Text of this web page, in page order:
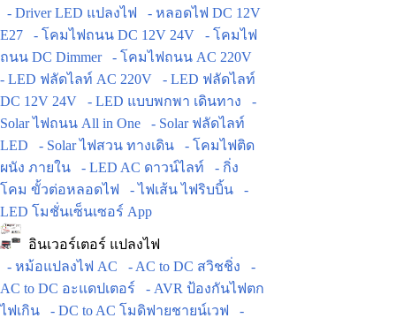
- Driver LED แปลงไฟ
- หลอดไฟ DC 12V
E27
- โคมไฟถนน DC 12V 24V
- โคมไฟ
ถนน DC Dimmer
- โคมไฟถนน AC 220V
- LED ฟลัดไลท์ AC 220V
- LED ฟลัดไลท์
DC 12V 24V
- LED แบบพกพา เดินทาง
-
Solar ไฟถนน All in One
- Solar ฟลัดไลท์
LED
- Solar ไฟสวน ทางเดิน
- โคมไฟติด
ผนัง ภายใน
- LED AC ดาวน์ไลท์
- กิ่ง
โคม ขั้วต่อหลอดไฟ
- ไฟเส้น ไฟริบบิ้น
-
LED โมชั่นเซ็นเซอร์ App
อินเวอร์เตอร์ แปลงไฟ
- หม้อแปลงไฟ AC
- AC to DC สวิชชิ่ง
-
AC to DC อะแดปเตอร์
- AVR ป้องกันไฟตก
ไฟเกิน
- DC to AC โมดิฟายชายน์เวฟ -